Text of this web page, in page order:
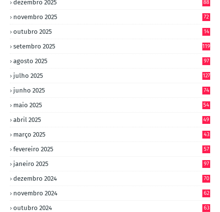
dezembro 2025 88
novembro 2025 72
outubro 2025
14
setembro 2025 119
agosto 2025 97
julho 2025 127
junho 2025 74
maio 2025 54
abril 2025 49
março 2025 43
fevereiro 2025 57
janeiro 2025 97
dezembro 2024 70
novembro 2024 62
outubro 2024 63